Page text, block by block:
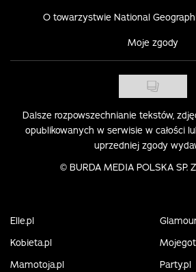
O towarzystwie National
Moje zgody
Dalsze rozpowszechnianie tekstów,
opublikowanych w serwisie w całości
uprzedniej zgody
© BURDA MEDIA POLSKA SP.
Elle.pl
Kobieta.pl
Mamotoja.pl
Party.pl